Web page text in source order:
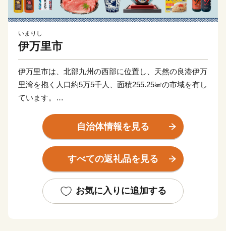
いまりし
伊万里市
伊万里市は、北部九州の西部に位置し、天然の良港伊万
里湾を抱く人口約5万5千人、面積255.25㎢の市域を有し
ています。
古伊万里や石炭の積出港として栄え、「古伊万里文化」
の香りが漂う焼き物などを市内の随所で見ることができ
る風光明媚なまちです。
かく、とろけるほどの美味しさです。由緒ある枝肉共励
会で多くの賞に輝くなど、伊万里を代表する特産物で
自治体情報を見る
すべての返礼品を見る
お気に入りに追加する